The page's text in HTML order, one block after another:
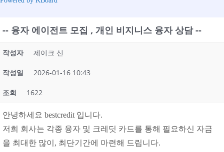
-- 융자 에이전트 모집 , 개인 비지니스 융자 상담 --
작성자 제이크 신
작성일 2026-01-16 10:43
조회 1622
안녕하세요 bestcredit 입니다.
저희 회사는 각종 융자 및 크레딧 카드를 통해 필요하신 자금
을 최대한 많이, 최단기간에 마련해 드립니다.